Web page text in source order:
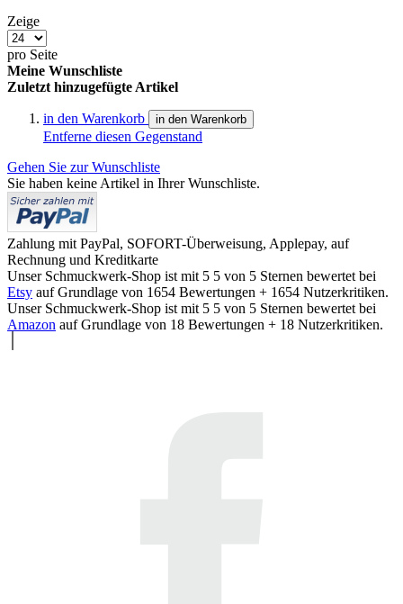
Zeige
pro Seite
Meine Wunschliste
Zuletzt hinzugefügte Artikel
in den Warenkorb in den Warenkorb
Entferne diesen Gegenstand
Gehen Sie zur Wunschliste
Sie haben keine Artikel in Ihrer Wunschliste.
Zahlung mit PayPal, SOFORT-Überweisung, Applepay, auf
Rechnung und Kreditkarte
Unser Schmuckwerk-Shop ist mit 5 5 von 5 Sternen bewertet bei
Etsy auf Grundlage von 1654 Bewertungen + 1654 Nutzerkritiken.
Unser Schmuckwerk-Shop ist mit 5 5 von 5 Sternen bewertet bei
Amazon auf Grundlage von 18 Bewertungen + 18 Nutzerkritiken.